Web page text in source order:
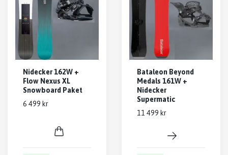
Nidecker 162W +
Flow Nexus XL
Snowboard Paket
6 499 kr
Bataleon Beyond
Medals 161W +
Nidecker
Supermatic
11 499 kr